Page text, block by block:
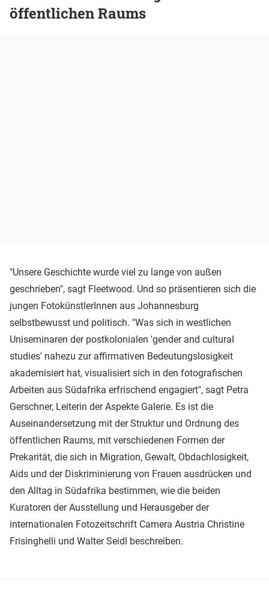
öffentlichen Raums
"Unsere Geschichte wurde viel zu lange von außen
geschrieben", sagt Fleetwood. Und so präsentieren sich die
jungen FotokünstlerInnen aus Johannesburg
selbstbewusst und politisch. "Was sich in westlichen
Uniseminaren der postkolonialen 'gender and cultural
studies' nahezu zur affirmativen Bedeutungslosigkeit
akademisiert hat, visualisiert sich in den fotografischen
Arbeiten aus Südafrika erfrischend engagiert", sagt Petra
Gerschner, Leiterin der Aspekte Galerie. Es ist die
Auseinandersetzung mit der Struktur und Ordnung des
öffentlichen Raums, mit verschiedenen Formen der
Prekarität, die sich in Migration, Gewalt, Obdachlosigkeit,
Aids und der Diskriminierung von Frauen ausdrücken und
den Alltag in Südafrika bestimmen, wie die beiden
Kuratoren der Ausstellung und Herausgeber der
internationalen Fotozeitschrift Camera Austria Christine
Frisinghelli und Walter Seidl beschreiben.